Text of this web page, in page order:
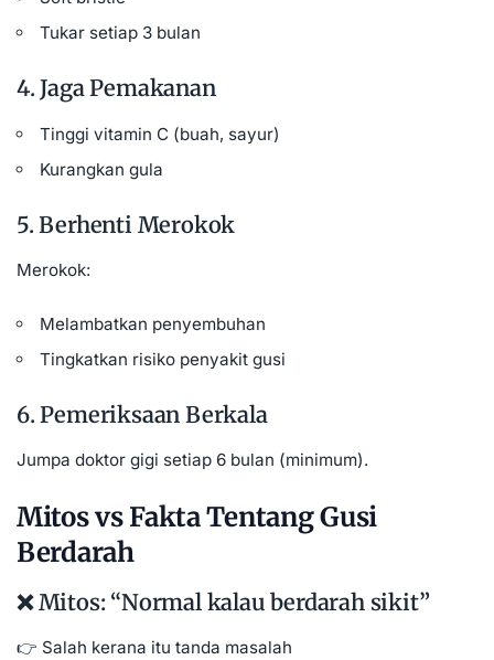
Tukar setiap 3 bulan
4. Jaga Pemakanan
Tinggi vitamin C (buah, sayur)
Kurangkan gula
5. Berhenti Merokok
Merokok:
Melambatkan penyembuhan
Tingkatkan risiko penyakit gusi
6. Pemeriksaan Berkala
Jumpa doktor gigi setiap 6 bulan (minimum).
Mitos vs Fakta Tentang Gusi
Berdarah
❌ Mitos: “Normal kalau berdarah sikit”
👉 Salah kerana itu tanda masalah